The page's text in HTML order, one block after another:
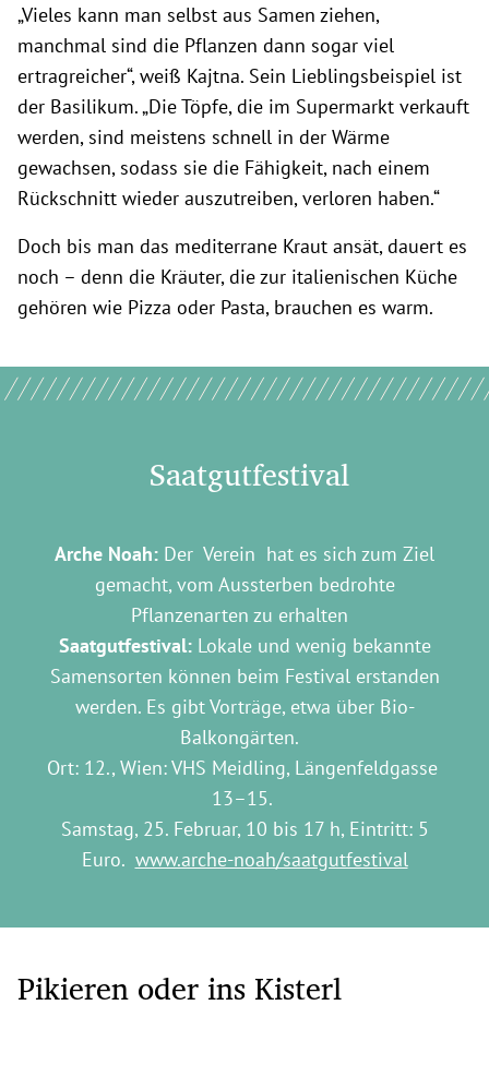
„Vieles kann man selbst aus Samen ziehen,
manchmal sind die Pflanzen dann sogar viel
ertragreicher“, weiß Kajtna. Sein Lieblingsbeispiel ist
der Basilikum. „Die Töpfe, die im Supermarkt verkauft
werden, sind meistens schnell in der Wärme
gewachsen, sodass sie die Fähigkeit, nach einem
Rückschnitt wieder auszutreiben, verloren haben.“
Doch bis man das mediterrane Kraut ansät, dauert es
noch – denn die Kräuter, die zur italienischen Küche
gehören wie Pizza oder Pasta, brauchen es warm.
Saatgutfestival
Arche Noah: Der Verein hat es sich zum Ziel
gemacht, vom Aussterben bedrohte
Pflanzenarten zu erhalten
Saatgutfestival:Lokale und wenig bekannte
Samensorten können beim Festival erstanden
werden. Es gibt Vorträge, etwa über Bio-
Balkongärten.
Ort: 12., Wien: VHS Meidling, Längenfeldgasse
13–15.
Samstag, 25. Februar, 10 bis 17 h, Eintritt: 5
Euro. www.arche-noah/saatgutfestival
Pikieren oder ins Kisterl